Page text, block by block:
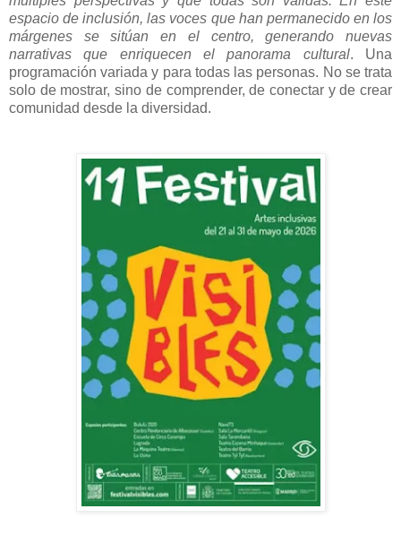
espacio de inclusión, las voces que han permanecido en los
márgenes se sitúan en el centro, generando nuevas
narrativas que enriquecen el panorama cultural. Una
programación variada y para todas las personas. No se trata
solo de mostrar, sino de comprender, de conectar y de crear
comunidad desde la diversidad.